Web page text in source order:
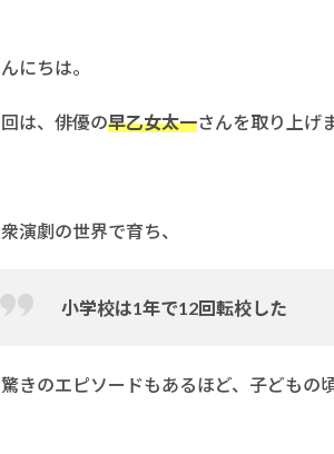
にちは。
は、俳優の早乙女太一さんを取り上げ
演劇の世界で育ち、
小学校は1年で12回転校した
驚きのエピソードもあるほど、子どもの